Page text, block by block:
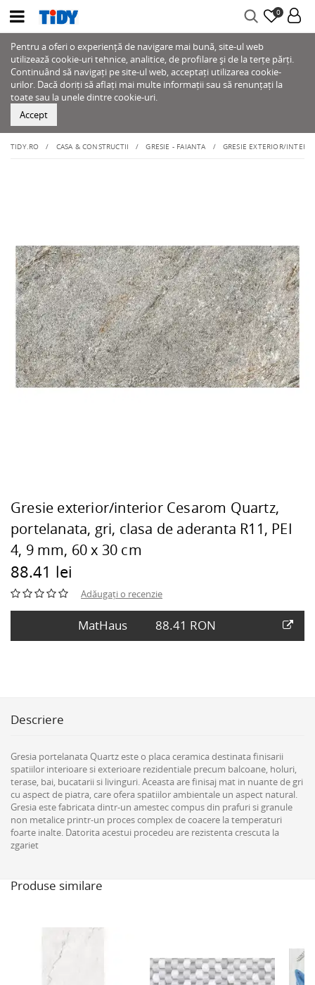
0
Pentru a oferi o experiență de navigare mai bună, site-ul web
utilizează cookie-uri tehnice, analitice, de profilare și de la terțe părți.
Continuând să navigați pe site-ul web, acceptați utilizarea cookie-
urilor. Dacă doriți să aflați mai multe informații sau să renunțați la
toate sau la unele dintre cookie-uri.
Accept
TIDY.RO CASA & CONSTRUCTII GRESIE - FAIANTA GRESIE EXTERIOR/
Gresie exterior/interior Cesarom Quartz,
portelanata, gri, clasa de aderanta R11, PEI
4, 9 mm, 60 x 30 cm
88.41 lei
Adăugați o recenzie
MatHaus 88.41 RON
Descriere
Gresia portelanata Quartz este o placa ceramica destinata finisarii
spatiilor interioare si exterioare rezidentiale precum balcoane, holuri,
terase, bai, bucatarii si livinguri. Aceasta are finisaj mat in nuante de gri
cu aspect de piatra, care ofera spatiilor ambientale un aspect natural.
Gresia este fabricata dintr-un amestec compus din prafuri si granule
non metalice printr-un proces complex de coacere la temperaturi
foarte inalte. Datorita acestui procedeu are rezistenta crescuta la
zgariet
Produse similare